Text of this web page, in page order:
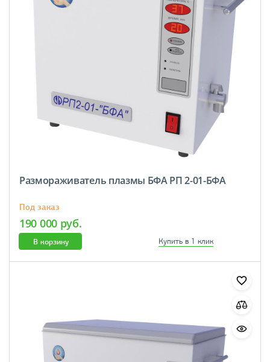
Размораживатель плазмы БФА РП 2-01-БФА
Под заказ
190 000 руб.
В корзину Купить в 1 клик